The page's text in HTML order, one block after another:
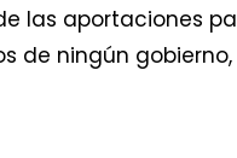
las aportaciones
de ningún